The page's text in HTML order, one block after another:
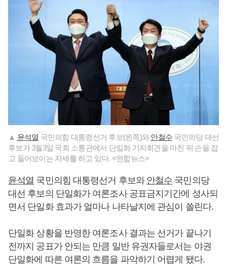
▲ 윤석열 국민의힘 대통령선거 후보(왼쪽)와안철수 국민의당 대선
후보가 3월3일 국회 소통관에서 단일화 기자회견을 마친 뒤 손을 잡
고 들어보이는 자세를 하고 있다. <연합뉴스>
윤석열 국민의힘 대통령선거 후보와 안철수 국민의당
대선 후보의 단일화가 여론조사 공표금지기간에 성사되
면서 단일화 효과가 얼마나 나타날지에 관심이 쏠린다.
단일화 상황을 반영한 여론조사 결과는 선거가 끝나기
전까지 공표가 안되는 만큼 일반 유권자들로서는 야권
단일화에 따른 여론의 흐름을 파악하기 어렵게 됐다.